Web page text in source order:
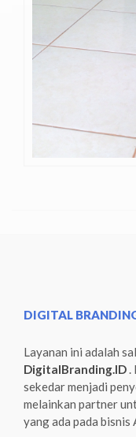
DIGITAL
Layanan ini adalah
DigitalBranding.ID.
sekedar menjadi
melainkan partner
yang ada pada bisnis